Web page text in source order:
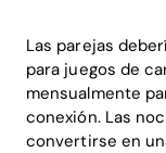
Las parejas
para juegos de
mensualmente
conexión. Las
convertirse en